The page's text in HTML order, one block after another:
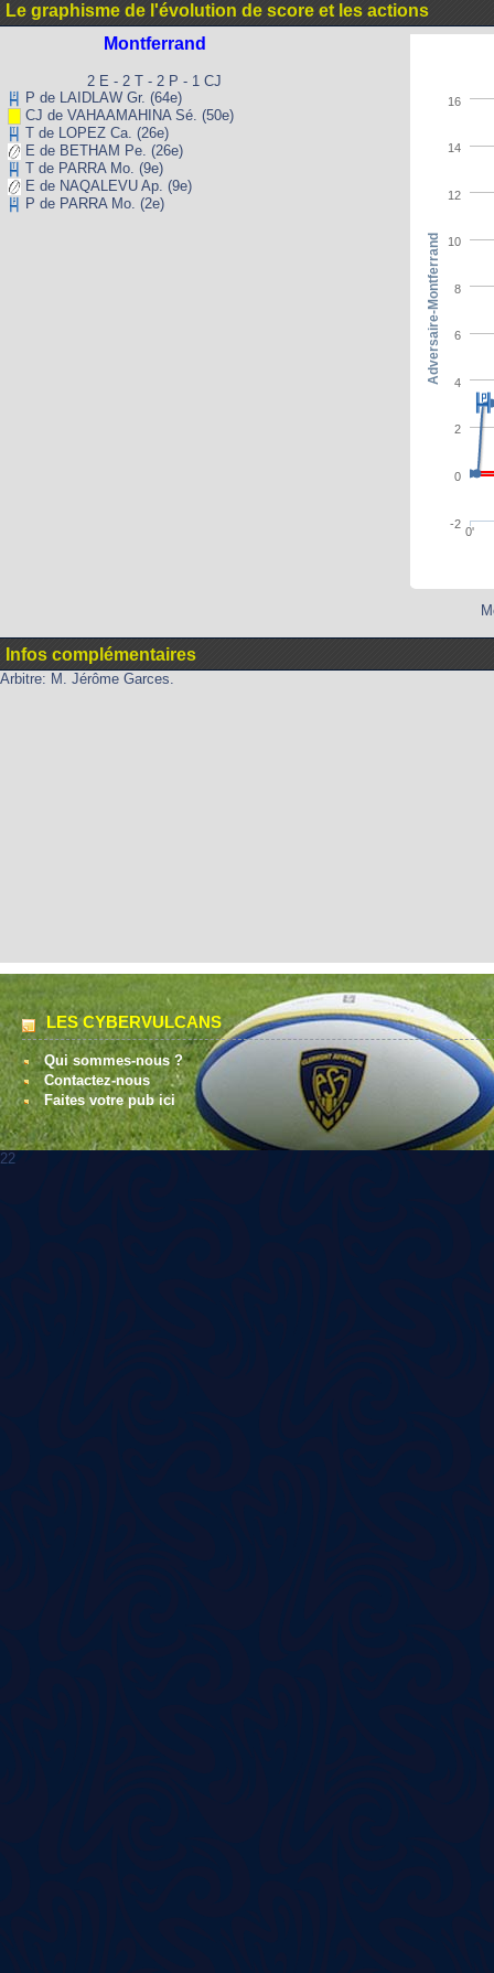
Le graphisme de l'évolution de score et les actions
Montferrand
2 E - 2 T - 2 P - 1 CJ
P de LAIDLAW Gr. (64e)
CJ de VAHAAMAHINA Sé. (50e)
T de LOPEZ Ca. (26e)
E de BETHAM Pe. (26e)
T de PARRA Mo. (9e)
E de NAQALEVU Ap. (9e)
P de PARRA Mo. (2e)
0'
-2
0
2
4
6
8
10
12
14
16
Adversaire-Montferrand
Infos complémentaires
Arbitre: M. Jérôme Garces.
LES CYBERVULCANS
Qui sommes-nous ?
Contactez-nous
Faites votre pub ici
22